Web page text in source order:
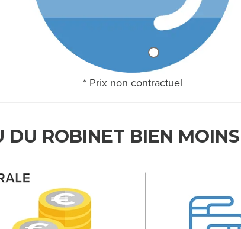
* Prix non contractuel
DU ROBINET BIEN